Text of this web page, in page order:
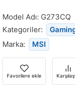
Model Adı: G273CQ
Kategoriler:
Marka:
MSI
Favorilere ekle